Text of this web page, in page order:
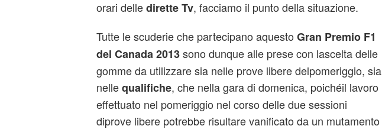
orari delledirette Tv, facciamo il punto della situazione.
Tutte le scuderie che partecipano aquesto Gran Premio F1
del Canada 2013sono dunque alle prese con lascelta delle
gomme da utilizzare sia nelle prove libere delpomeriggio, sia
nellequalifiche, che nella gara di domenica, poichéil lavoro
effettuato nel pomeriggio nel corso delle due sessioni
diprove libere potrebbe risultare vanificato da un mutamento